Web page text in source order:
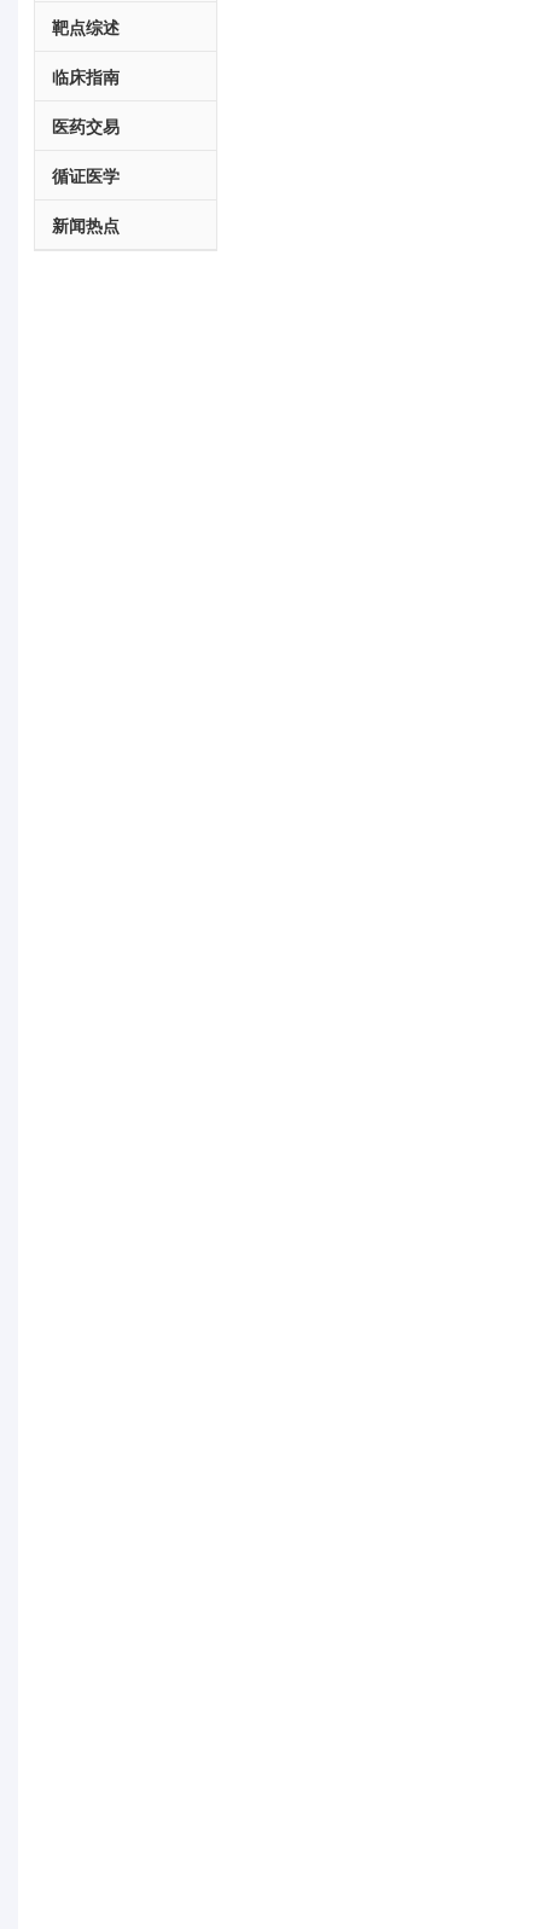
靶点综述
临床指南
医药交易
循证医学
新闻热点